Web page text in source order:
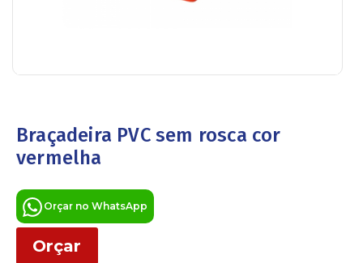
Braçadeira PVC sem rosca cor
vermelha
Orçar no WhatsApp
Orçar